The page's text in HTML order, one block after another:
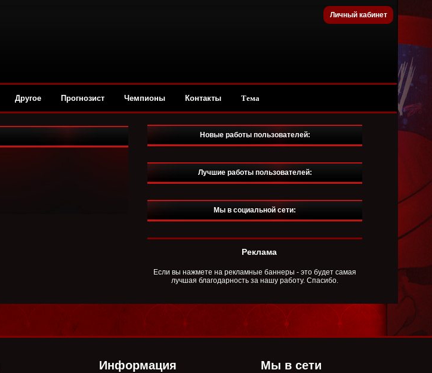
Личный кабинет
Другое Прогнозист Чемпионы Контакты Тема
Новые работы пользователей:
Лучшие работы пользователей:
Мы в социальной сети:
Реклама
Если вы нажмете на рекламные баннеры - это будет самая
лучшая благодарность за нашу работу. Спасибо.
Информация Мы в сети